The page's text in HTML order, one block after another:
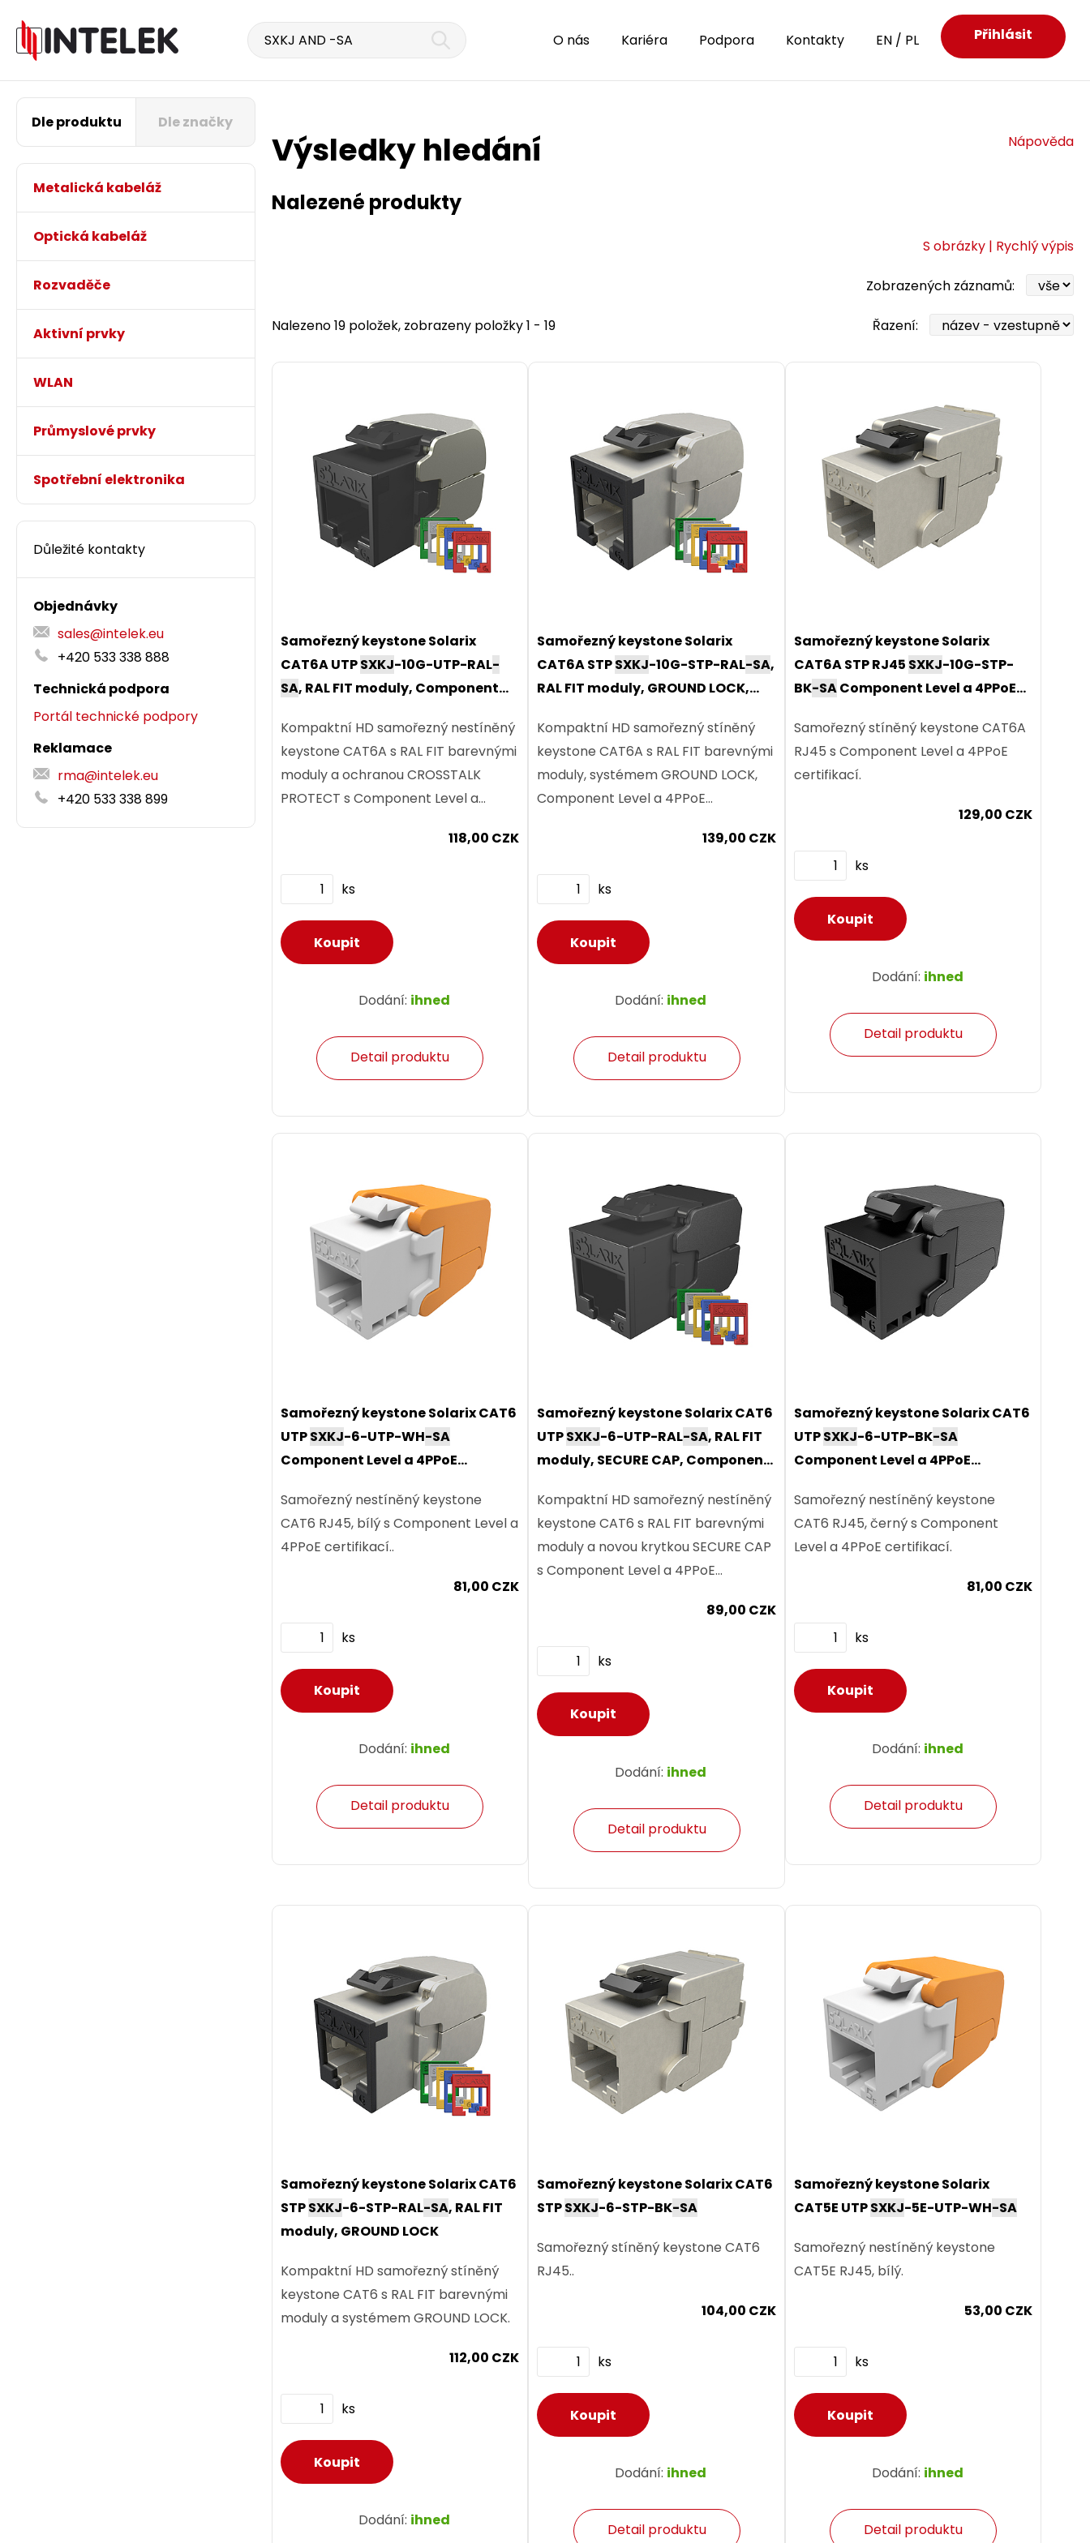
O nás Kariéra Podpora Kontakty EN / PL Přihlásit
Dle produktu Dle značky
Metalická kabeláž
Optická kabeláž
Rozvaděče
Aktivní prvky
WLAN
Průmyslové prvky
Spotřební elektronika
Důležité kontakty
Objednávky
sales@intelek.eu
+420 533 338 888
Technická podpora
Portál technické podpory
Reklamace
rma@intelek.eu
+420 533 338 899
Výsledky hledání Nápověda
Nalezené produkty
S obrázky | Rychlý výpis
Zobrazených záznamů:
Nalezeno 19 položek, zobrazeny položky 1 - 19 Řazení:
Samořezný keystone Solarix
CAT6A UTPSXKJ-10G-UTP-RAL-
SA, RAL FIT moduly, Component
Kompaktní HD samořezný nestíněný
keystone CAT6A s RAL FIT barevnými
moduly a ochranou CROSSTALK
PROTECT s Component Level a
118,00 CZK
ks
Dodání: ihned
Detail produktu
Samořezný keystone Solarix
CAT6A STPSXKJ-10G-STP-RAL-SA,
RAL FIT moduly, GROUND LOCK,
certifikace
Kompaktní HD samořezný stíněný
keystone CAT6A s RAL FIT barevnými
moduly, systémem GROUND LOCK,
Component Level a 4PPoE
139,00 CZK
ks
Dodání: ihned
Detail produktu
Samořezný keystone Solarix
CAT6A STP RJ45 SXKJ-10G-STP-
BK-SAComponent Level a 4PPoE
Samořezný stíněný keystone CAT6A
RJ45 s Component Level a 4PPoE
certifikací.
129,00 CZK
ks
Dodání: ihned
Detail produktu
Samořezný keystone Solarix CAT6
UTPSXKJ-6-UTP-WH-SA
Component Level a 4PPoE
Samořezný nestíněný keystone
CAT6 RJ45, bílý s Component Level a
4PPoE certifikací..
81,00 CZK
ks
Dodání: ihned
Detail produktu
Samořezný keystone Solarix CAT6
UTPSXKJ-6-UTP-RAL-SA, RAL FIT
moduly, SECURE CAP, Component
Kompaktní HD samořezný nestíněný
keystone CAT6 s RAL FIT barevnými
moduly a novou krytkou SECURE CAP
s Component Level a 4PPoE
89,00 CZK
ks
Dodání: ihned
Detail produktu
Samořezný keystone Solarix CAT6
UTPSXKJ-6-UTP-BK-SA
Component Level a 4PPoE
Samořezný nestíněný keystone
CAT6 RJ45, černý s Component
Level a 4PPoE certifikací.
81,00 CZK
ks
Dodání: ihned
Detail produktu
Samořezný keystone Solarix CAT6
STPSXKJ-6-STP-RAL-SA, RAL FIT
moduly, GROUND LOCK
Kompaktní HD samořezný stíněný
keystone CAT6 s RAL FIT barevnými
moduly a systémem GROUND LOCK.
112,00 CZK
ks
Dodání: ihned
Samořezný keystone Solarix CAT6
STPSXKJ-6-STP-BK-SA
Samořezný stíněný keystone CAT6
RJ45..
104,00 CZK
ks
Dodání: ihned
Detail produktu
Samořezný keystone Solarix
CAT5E UTPSXKJ-5E-UTP-WH-SA
Samořezný nestíněný keystone
CAT5E RJ45, bílý.
53,00 CZK
ks
Dodání: ihned
Detail produktu